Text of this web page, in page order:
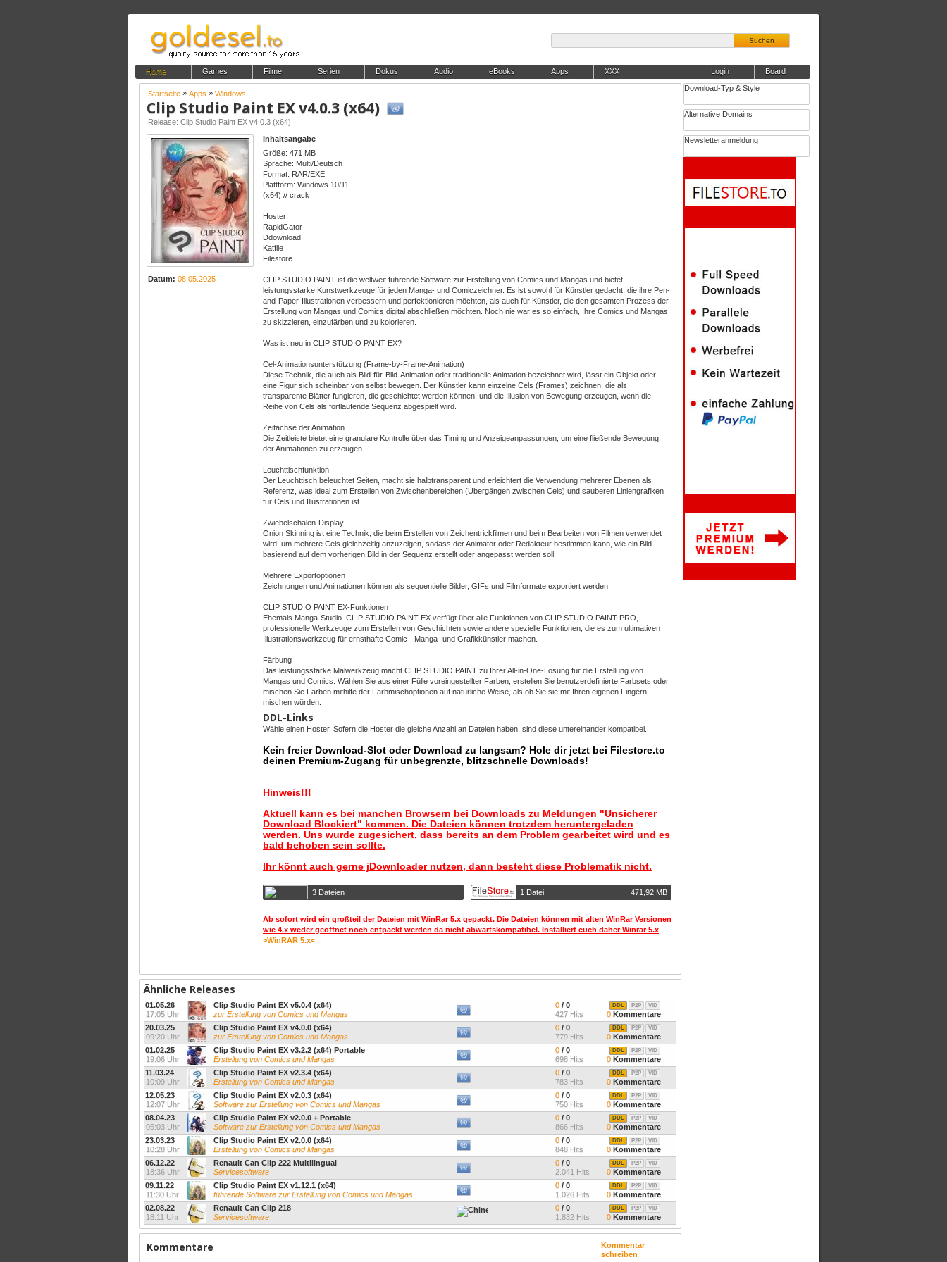
Suchen
Home Games Filme Serien Dokus Audio eBooks Apps XXX Board
Login
Download-Typ & Style
Alternative Domains
Newsletteranmeldung
Startseite » Apps » Windows
Clip Studio Paint EX v4.0.3 (x64)
Release: Clip Studio Paint EX v4.0.3 (x64)
Datum: 08.05.2025
Inhaltsangabe
Größe: 471 MB
Sprache: Multi/Deutsch
Format: RAR/EXE
Plattform: Windows 10/11
(x64) // crack
Hoster:
RapidGator
Ddownload
Katfile
Filestore
CLIP STUDIO PAINT ist die weltweit führende Software zur Erstellung von Comics und Mangas und bietet
leistungsstarke Kunstwerkzeuge für jeden Manga- und Comiczeichner. Es ist sowohl für Künstler gedacht, die ihre Pen-
and-Paper-Illustrationen verbessern und perfektionieren möchten, als auch für Künstler, die den gesamten Prozess der
Erstellung von Mangas und Comics digital abschließen möchten. Noch nie war es so einfach, Ihre Comics und Mangas
zu skizzieren, einzufärben und zu kolorieren.
Was ist neu in CLIP STUDIO PAINT EX?
Cel-Animationsunterstützung (Frame-by-Frame-Animation)
Diese Technik, die auch als Bild-für-Bild-Animation oder traditionelle Animation bezeichnet wird, lässt ein Objekt oder
eine Figur sich scheinbar von selbst bewegen. Der Künstler kann einzelne Cels (Frames) zeichnen, die als
transparente Blätter fungieren, die geschichtet werden können, und die Illusion von Bewegung erzeugen, wenn die
Reihe von Cels als fortlaufende Sequenz abgespielt wird.
Zeitachse der Animation
Die Zeitleiste bietet eine granulare Kontrolle über das Timing und Anzeigeanpassungen, um eine fließende Bewegung
der Animationen zu erzeugen.
Leuchttischfunktion
Der Leuchttisch beleuchtet Seiten, macht sie halbtransparent und erleichtert die Verwendung mehrerer Ebenen als
Referenz, was ideal zum Erstellen von Zwischenbereichen (Übergängen zwischen Cels) und sauberen Liniengrafiken
für Cels und Illustrationen ist.
Zwiebelschalen-Display
Onion Skinning ist eine Technik, die beim Erstellen von Zeichentrickfilmen und beim Bearbeiten von Filmen verwendet
wird, um mehrere Cels gleichzeitig anzuzeigen, sodass der Animator oder Redakteur bestimmen kann, wie ein Bild
basierend auf dem vorherigen Bild in der Sequenz erstellt oder angepasst werden soll.
Mehrere Exportoptionen
Zeichnungen und Animationen können als sequentielle Bilder, GIFs und Filmformate exportiert werden.
CLIP STUDIO PAINT EX-Funktionen
Ehemals Manga-Studio. CLIP STUDIO PAINT EX verfügt über alle Funktionen von CLIP STUDIO PAINT PRO,
professionelle Werkzeuge zum Erstellen von Geschichten sowie andere spezielle Funktionen, die es zum ultimativen
Illustrationswerkzeug für ernsthafte Comic-, Manga- und Grafikkünstler machen.
Färbung
Das leistungsstarke Malwerkzeug macht CLIP STUDIO PAINT zu Ihrer All-in-One-Lösung für die Erstellung von
Mangas und Comics. Wählen Sie aus einer Fülle voreingestellter Farben, erstellen Sie benutzerdefinierte Farbsets oder
mischen Sie Farben mithilfe der Farbmischoptionen auf natürliche Weise, als ob Sie sie mit Ihren eigenen Fingern
mischen würden.
DDL-Links
Wähle einen Hoster. Sofern die Hoster die gleiche Anzahl an Dateien haben, sind diese untereinander kompatibel.
Kein freier Download-Slot oder Download zu langsam? Hole dir jetzt bei Filestore.to
deinen Premium-Zugang für unbegrenzte, blitzschnelle Downloads!
Hinweis!!!
Aktuell kann es bei manchen Browsern bei Downloads zu Meldungen "Unsicherer
Download Blockiert" kommen. Die Dateien können trotzdem heruntergeladen
werden. Uns wurde zugesichert, dass bereits an dem Problem gearbeitet wird und es
bald behoben sein sollte.
Ihr könnt auch gerne jDownloader nutzen, dann besteht diese Problematik nicht.
3 Dateien 1 Datei 471,92 MB
Ab sofort wird ein großteil der Dateien mit WinRar 5.x gepackt. Die Dateien können mit alten WinRar Versionen
wie 4.x weder geöffnet noch entpackt werden da nicht abwärtskompatibel. Installiert euch daher Winrar 5.x
>WinRAR 5.x<
Ähnliche Releases
01.05.26
17:05 Uhr
Clip Studio Paint EX v5.0.4 (x64)
zur Erstellung von Comics und Mangas
0 / 0
427 Hits
VID
P2P
DDL
0 Kommentare
20.03.25
09:20 Uhr
Clip Studio Paint EX v4.0.0 (x64)
zur Erstellung von Comics und Mangas
0 / 0
779 Hits
VID
P2P
DDL
0 Kommentare
01.02.25
19:06 Uhr
Clip Studio Paint EX v3.2.2 (x64) Portable
Erstellung von Comics und Mangas
0 / 0
698 Hits
VID
P2P
DDL
0 Kommentare
11.03.24
10:09 Uhr
Clip Studio Paint EX v2.3.4 (x64)
Erstellung von Comics und Mangas
0 / 0
783 Hits
VID
P2P
DDL
0 Kommentare
12.05.23
12:07 Uhr
Clip Studio Paint EX v2.0.3 (x64)
Software zur Erstellung von Comics und Mangas
0 / 0
750 Hits
VID
P2P
DDL
0 Kommentare
08.04.23
05:03 Uhr
Clip Studio Paint EX v2.0.0 + Portable
Software zur Erstellung von Comics und Mangas
0 / 0
866 Hits
VID
P2P
DDL
0 Kommentare
23.03.23
10:28 Uhr
Clip Studio Paint EX v2.0.0 (x64)
Erstellung von Comics und Mangas
0 / 0
848 Hits
VID
P2P
DDL
0 Kommentare
06.12.22
18:36 Uhr
Renault Can Clip 222 Multilingual
Servicesoftware
0 / 0
2.041 Hits
VID
P2P
DDL
0 Kommentare
09.11.22
11:30 Uhr
Clip Studio Paint EX v1.12.1 (x64)
führende Software zur Erstellung von Comics und Mangas
0 / 0
1.026 Hits
VID
P2P
DDL
0 Kommentare
02.08.22
18:11 Uhr
Renault Can Clip 218
Servicesoftware
0 / 0
1.832 Hits
VID
P2P
DDL
0 Kommentare
Kommentar
schreiben
Kommentare